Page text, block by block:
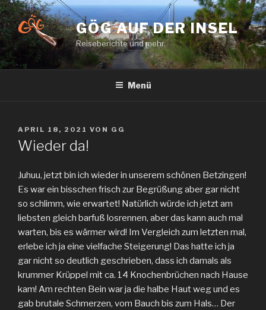
Zum
Inhalt
springen
GÖG AUF DER INSEL
Reiseberichte und mehr.
Menü
VERÖFFENTLICHT
AM
APRIL 18, 2021 VON GG
Wieder da!
Juhuu, jetzt bin ich wieder in unserem schönen Betzingen!
Es war ein bisschen frisch zur Begrüßung aber gar nicht
so schlimm, wie erwartet! Natürlich würde ich jetzt am
liebsten gleich barfuß losrennen, aber das kann auch mal
warten, bis es wärmer wird! Im Vergleich zum letzten mal,
erlebe ich ja eine vielfache Steigerung! Das hatte ich ja
gar nicht so deutlich geschrieben, dass ich damals als
krummer Krüppel mit ca. 14 Knochenbrüchen nach Hause
kam! Am rechten Bein war ja die halbe Haut weg und es
gab brutale Schmerzen, vom Bauch bis zum Hals… Der